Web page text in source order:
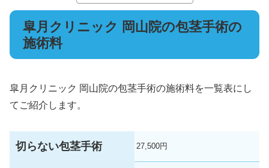
皐月クリニック 岡山院の包茎手術の
施術料
皐月クリニック 岡山院の包茎手術の施術料を一覧表にし
てご紹介します。
切らない包茎手術 27,500円